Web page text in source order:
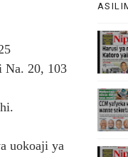
YA
es Salaam
KUBORESHA
MAADILI KATIKA
MBEYA
Na. 20, 103
uokoaji ya